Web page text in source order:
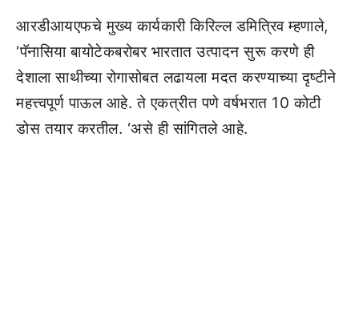
आरडीआयएफचे मुख्य कार्यकारी किरिल्ल डमित्रिव म्हणाले,
‘पॅनासिया बायोटेकबरोबर भारतात उत्पादन सुरू करणे ही
देशाला साथीच्या रोगासोबत लढायला मदत करण्याच्या दृष्टीने
महत्त्वपूर्ण पाऊल आहे. ते एकत्रीत पणे वर्षभरात 10 कोटी
डोस तयार करतील. ‘असे ही सांगितले आहे.